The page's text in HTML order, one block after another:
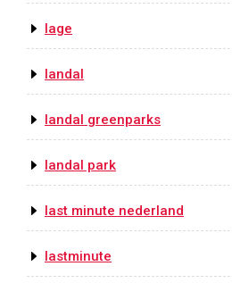
lage
landal
landal greenparks
landal park
last minute nederland
lastminute